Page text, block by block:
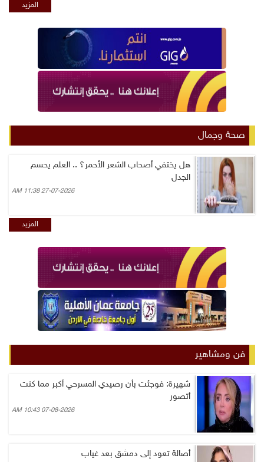
المزيد
صحة وجمال
هل يختفي أصحاب الشعر الأحمر؟ .. العلم يحسم
الجدل
27-07-2026 11:38 AM
المزيد
فن ومشاهير
شهيرة: فوجئت بأن رصيدي المسرحي أكبر مما كنت
أتصور
07-08-2026 10:43 AM
أصالة تعود إلى دمشق بعد غياب